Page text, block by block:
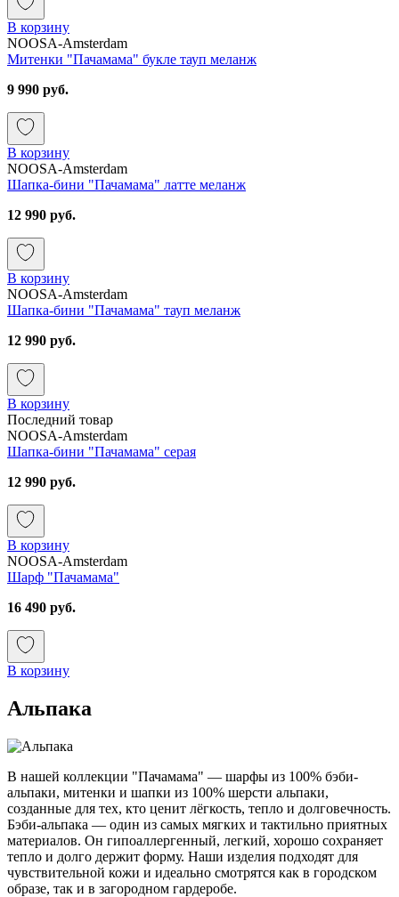
В корзину
NOOSA-Amsterdam
Митенки "Пачамама" букле тауп меланж
9 990 руб.
В корзину
NOOSA-Amsterdam
Шапка-бини "Пачамама" латте меланж
12 990 руб.
В корзину
NOOSA-Amsterdam
Шапка-бини "Пачамама" тауп меланж
12 990 руб.
В корзину
Последний товар
NOOSA-Amsterdam
Шапка-бини "Пачамама" серая
12 990 руб.
В корзину
NOOSA-Amsterdam
Шарф "Пачамама"
16 490 руб.
В корзину
Альпака
В нашей коллекции "Пачамама" — шарфы из 100% бэби-
альпаки, митенки и шапки из 100% шерсти альпаки,
созданные для тех, кто ценит лёгкость, тепло и долговечность.
Бэби-альпака — один из самых мягких и тактильно приятных
материалов. Он гипоаллергенный, легкий, хорошо сохраняет
тепло и долго держит форму. Наши изделия подходят для
чувствительной кожи и идеально смотрятся как в городском
образе, так и в загородном гардеробе.